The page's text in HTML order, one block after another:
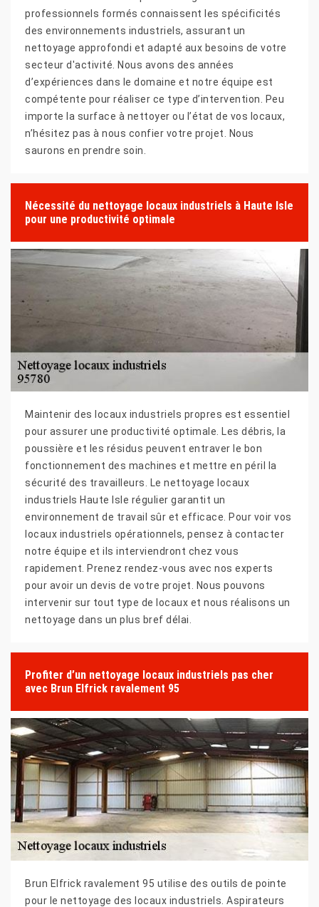
professionnels formés connaissent les spécificités
des environnements industriels, assurant un
nettoyage approfondi et adapté aux besoins de votre
secteur d'activité. Nous avons des années
d’expériences dans le domaine et notre équipe est
compétente pour réaliser ce type d’intervention. Peu
importe la surface à nettoyer ou l’état de vos locaux,
n’hésitez pas à nous confier votre projet. Nous
saurons en prendre soin.
Nécessité du nettoyage locaux industriels à Haute Isle
pour une productivité optimale
Maintenir des locaux industriels propres est essentiel
pour assurer une productivité optimale. Les débris, la
poussière et les résidus peuvent entraver le bon
fonctionnement des machines et mettre en péril la
sécurité des travailleurs. Le nettoyage locaux
industriels Haute Isle régulier garantit un
environnement de travail sûr et efficace. Pour voir vos
locaux industriels opérationnels, pensez à contacter
notre équipe et ils interviendront chez vous
rapidement. Prenez rendez-vous avec nos experts
pour avoir un devis de votre projet. Nous pouvons
intervenir sur tout type de locaux et nous réalisons un
nettoyage dans un plus bref délai.
Profiter d’un nettoyage locaux industriels pas cher
avec Brun Elfrick ravalement 95
Brun Elfrick ravalement 95 utilise des outils de pointe
pour le nettoyage des locaux industriels. Aspirateurs